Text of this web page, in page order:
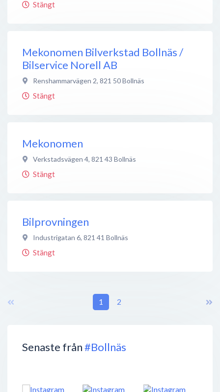
Senaste från#Bollnäs
Stängt
Mekonomen Bilverkstad Bollnäs /
Bilservice Norell AB
Renshammarvägen 2, 821 50Bollnäs
Stängt
Mekonomen
Verkstadsvägen 4, 821 43 Bollnäs
Stängt
Bilprovningen
Industrigatan 6, 821 41 Bollnäs
Stängt
1 2